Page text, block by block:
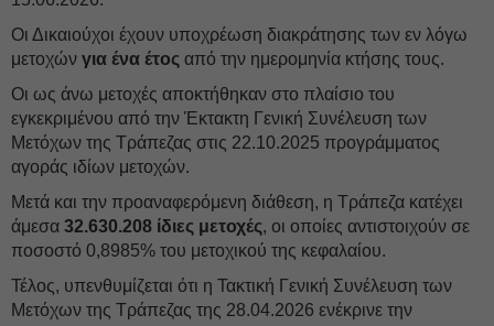
Οι Δικαιούχοι έχουν υποχρέωση διακράτησης των εν λόγω
μετοχών για ένα έτος από την ημερομηνία κτήσης τους.
Οι ως άνω μετοχές αποκτήθηκαν στο πλαίσιο του
εγκεκριμένου από την Έκτακτη Γενική Συνέλευση των
Μετόχων της Τράπεζας στις 22.10.2025 προγράμματος
αγοράς ιδίων μετοχών.
Μετά και την προαναφερόμενη διάθεση, η Τράπεζα κατέχει
άμεσα 32.630.208 ίδιες μετοχές, οι οποίες αντιστοιχούν σε
ποσοστό 0,8985% του μετοχικού της κεφαλαίου.
Τέλος, υπενθυμίζεται ότι η Τακτική Γενική Συνέλευση των
Μετόχων της Τράπεζας της 28.04.2026 ενέκρινε την